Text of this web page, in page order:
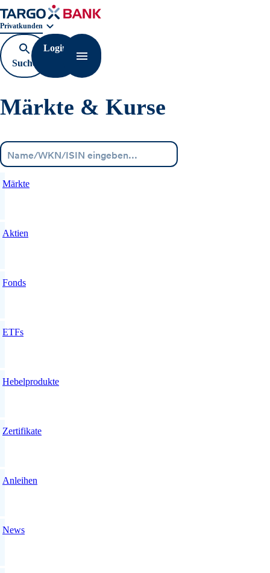
Geschäftsbereichnavigation. Aktuelle Auswahl:
Privatkunden
Suche
öffnen
Login
Navigation öffnen
Märkte & Kurse
Märkte
Aktien
Fonds
ETFs
Hebelprodukte
Zertifikate
Anleihen
News